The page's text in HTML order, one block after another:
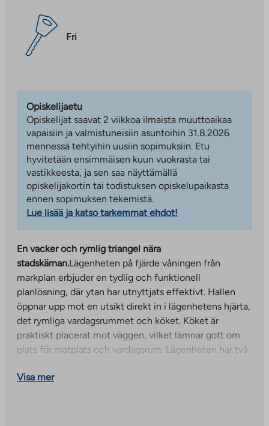
Fri
Opiskelijaetu
Opiskelijat saavat 2 viikkoa ilmaista muuttoaikaa
vapaisiin ja valmistuneisiin asuntoihin 31.8.2026
mennessä tehtyihin uusiin sopimuksiin. Etu
hyvitetään ensimmäisen kuun vuokrasta tai
vastikkeesta, ja sen saa näyttämällä
opiskelijakortin tai todistuksen opiskelupaikasta
ennen sopimuksen tekemistä.
Lue lisää ja katso tarkemmat ehdot!
En vacker och rymlig triangel nära
stadskärnan.Lägenheten på fjärde våningen från
markplan erbjuder en tydlig och funktionell
planlösning, där ytan har utnyttjats effektivt. Hallen
öppnar upp mot en utsikt direkt in i lägenhetens hjärta,
det rymliga vardagsrummet och köket. Köket är
praktiskt placerat mot väggen, vilket lämnar gott om
plats för matplats och vardagsrum. Lägenheten har två
arbetsplats eller gästrum. Vardagsrummet fortsätter ut
Visa mer